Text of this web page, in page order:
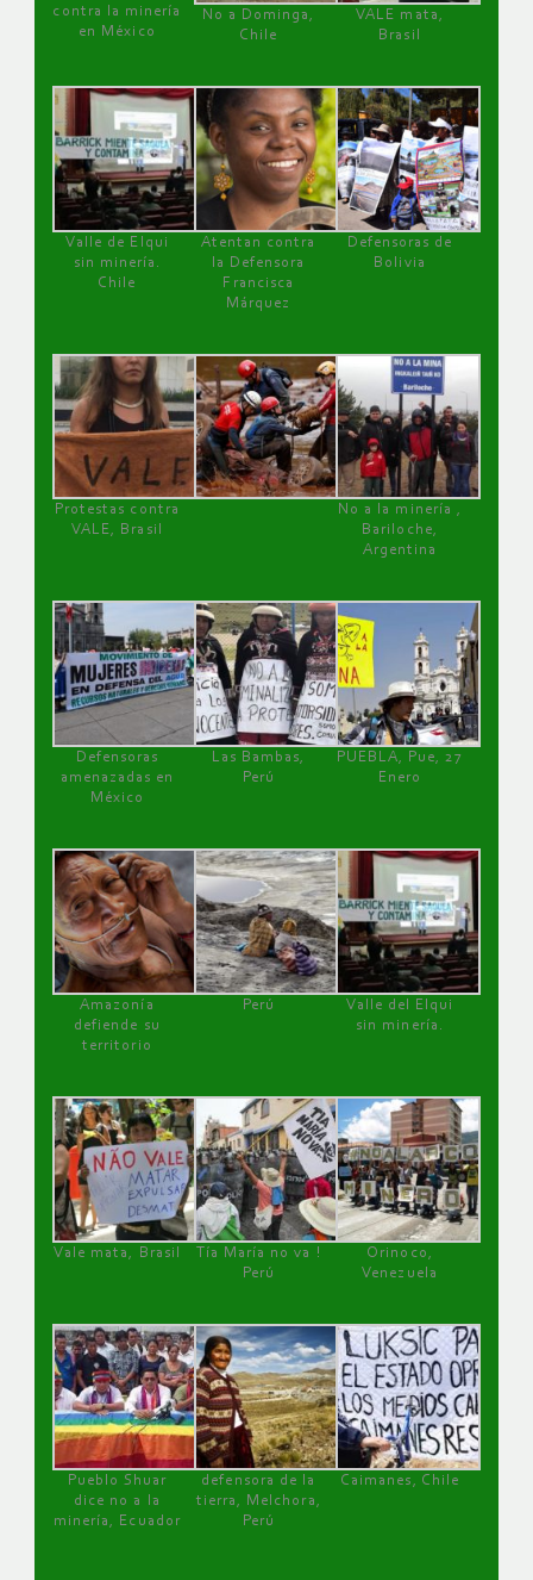
contra la minería
en México
No a Dominga,
Chile
VALE mata,
Brasil
Valle de Elqui
sin minería.
Chile
Atentan contra
la Defensora
Francisca
Márquez
Defensoras de
Bolivia
Protestas contra
VALE, Brasil
No a la minería ,
Bariloche,
Argentina
Defensoras
amenazadas en
México
Las Bambas,
Perú
PUEBLA, Pue, 27
Enero
Amazonía
defiende su
territorio
Perú
Valle del Elqui
sin minería.
Vale mata, Brasil
Tía María no va !
Perú
Orinoco,
Venezuela
Pueblo Shuar
dice no a la
minería, Ecuador
defensora de la
tierra, Melchora,
Perú
Caimanes, Chile